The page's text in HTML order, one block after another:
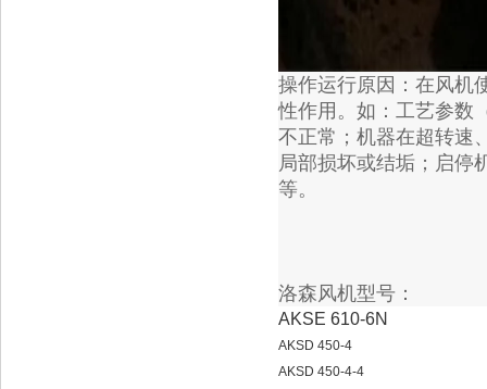
操作运行原因：在风机
性作用。如：工艺参数
不正常；机器在超转速
局部损坏或结垢；启停
等。
洛森风机型号：
AKSE 610-6N
AKSD 450-4
AKSD 450-4-4